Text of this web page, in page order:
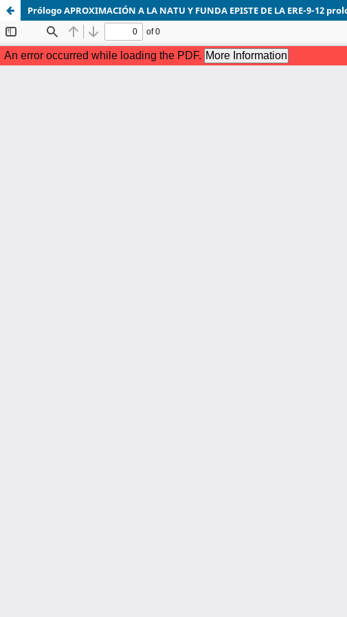
Prólogo APROXIMACIÓN A LA NATU Y FUNDA EPISTE DE LA ERE-9-12